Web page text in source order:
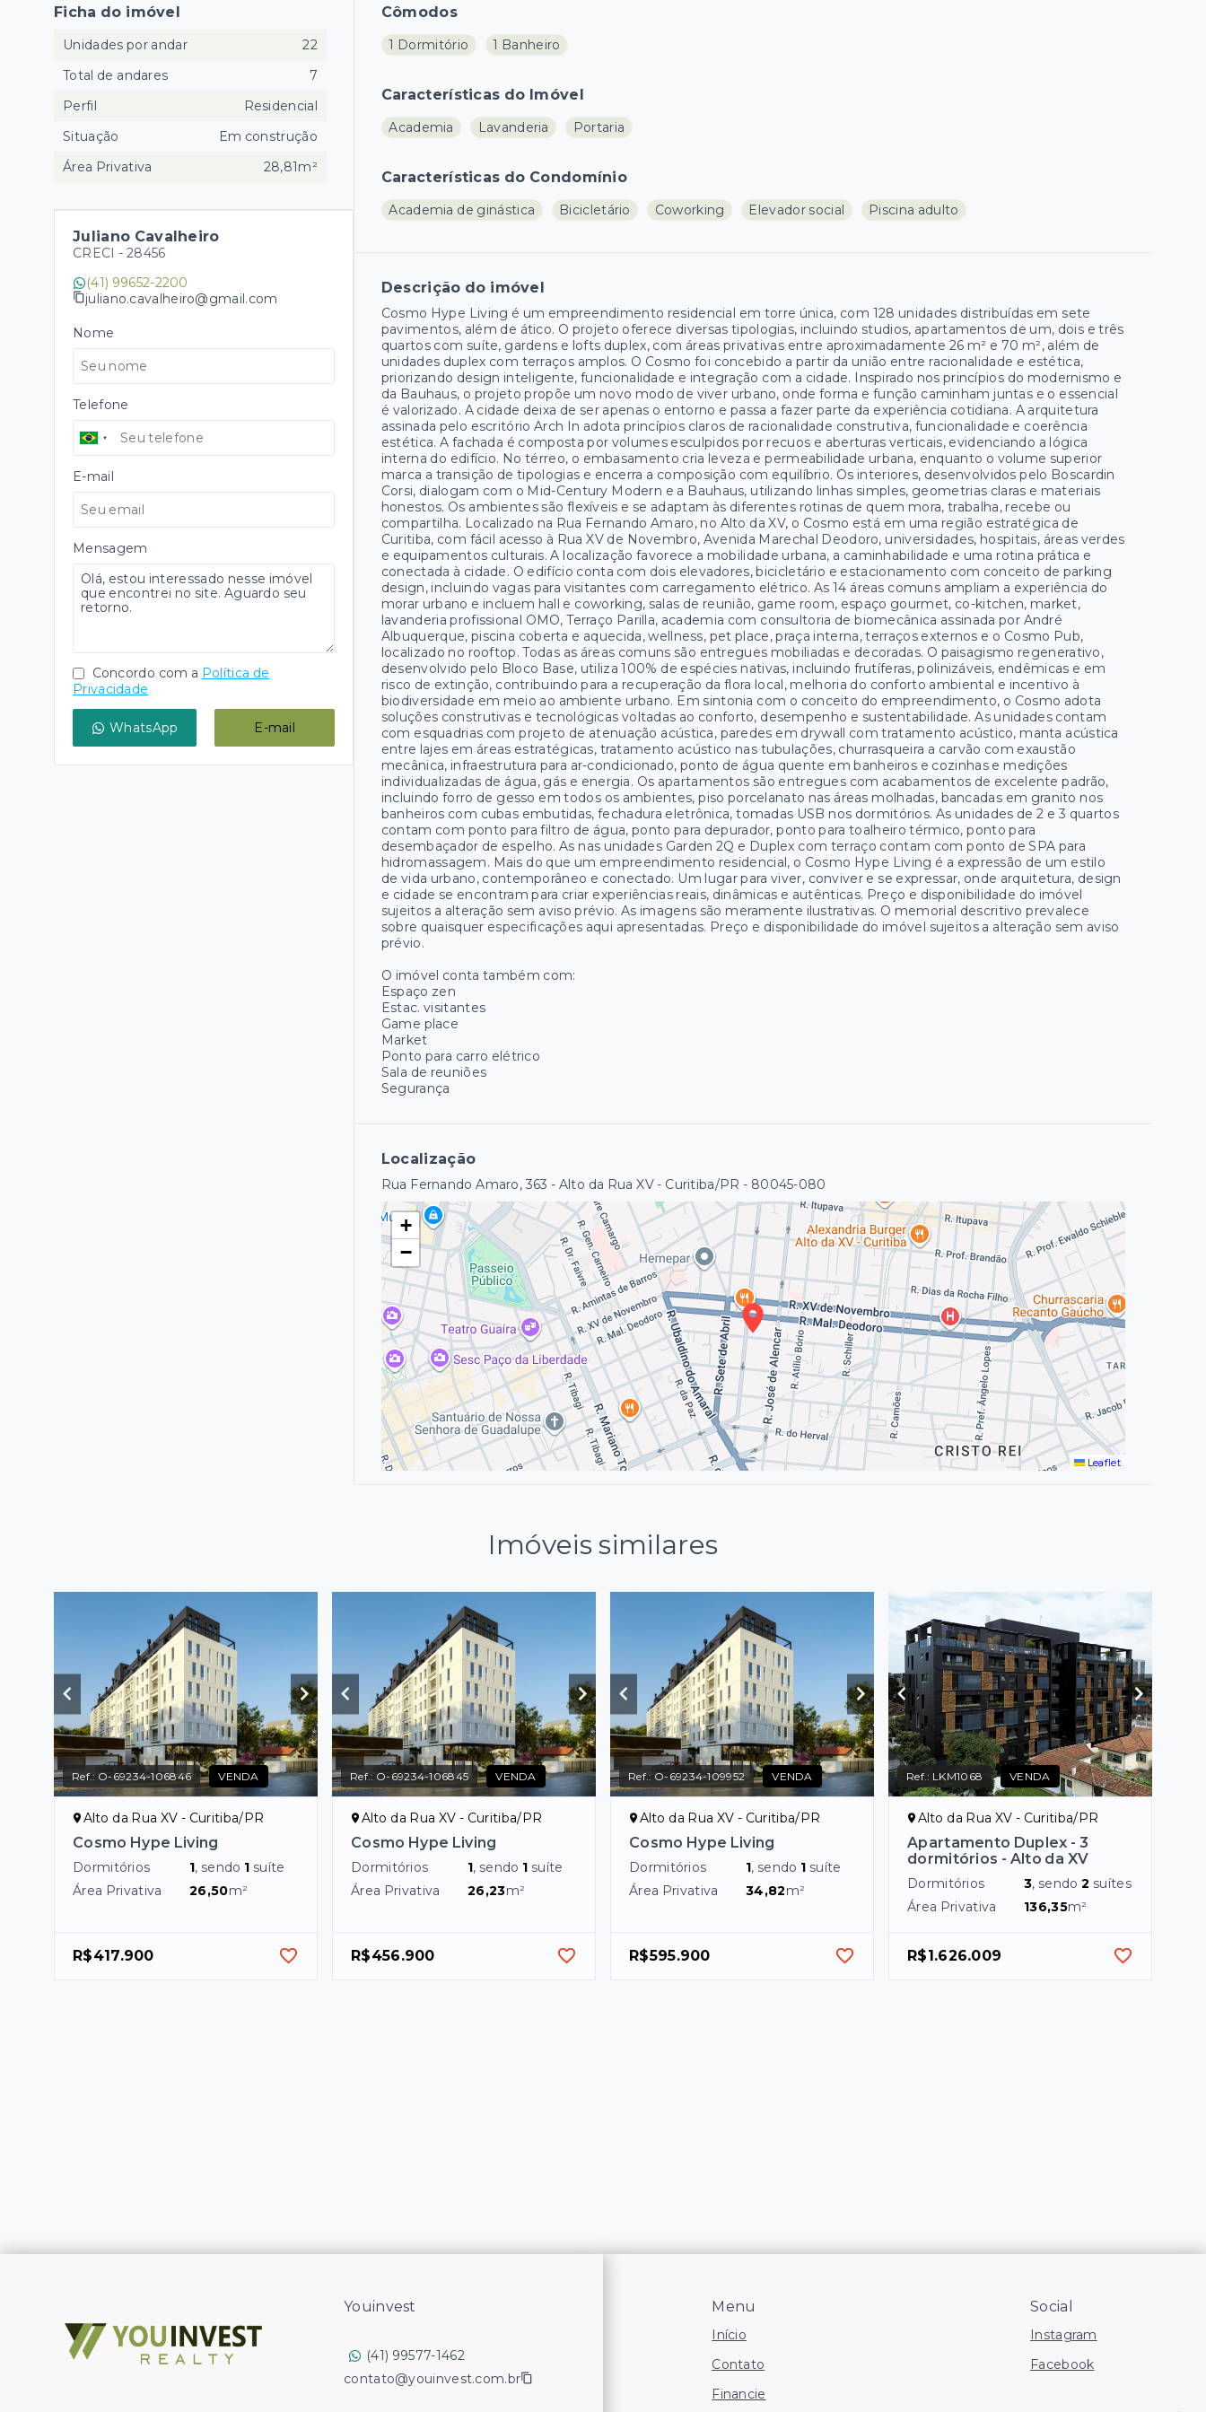
Cômodos
1 Dormitório 1 Banheiro
Características do Imóvel
Academia Lavanderia Portaria
Características do Condomínio
Academia de ginástica Bicicletário Coworking Elevador social Piscina adulto
Descrição do imóvel
Cosmo Hype Living é um empreendimento residencial em torre única, com 128 unidades distribuídas em sete
pavimentos, além de ático. O projeto oferece diversas tipologias, incluindo studios, apartamentos de um, dois e três
quartos com suíte, gardens e lofts duplex, com áreas privativas entre aproximadamente 26 m² e 70 m², além de
unidades duplex com terraços amplos. O Cosmo foi concebido a partir da união entre racionalidade e estética,
priorizando design inteligente, funcionalidade e integração com a cidade. Inspirado nos princípios do modernismo e
da Bauhaus, o projeto propõe um novo modo de viver urbano, onde forma e função caminham juntas e o essencial
é valorizado. A cidade deixa de ser apenas o entorno e passa a fazer parte da experiência cotidiana. A arquitetura
assinada pelo escritório Arch In adota princípios claros de racionalidade construtiva, funcionalidade e coerência
estética. A fachada é composta por volumes esculpidos por recuos e aberturas verticais, evidenciando a lógica
interna do edifício. No térreo, o embasamento cria leveza e permeabilidade urbana, enquanto o volume superior
marca a transição de tipologias e encerra a composição com equilíbrio. Os interiores, desenvolvidos pelo Boscardin
Corsi, dialogam com o Mid-Century Modern e a Bauhaus, utilizando linhas simples, geometrias claras e materiais
honestos. Os ambientes são flexíveis e se adaptam às diferentes rotinas de quem mora, trabalha, recebe ou
compartilha. Localizado na Rua Fernando Amaro, no Alto da XV, o Cosmo está em uma região estratégica de
Curitiba, com fácil acesso à Rua XV de Novembro, Avenida Marechal Deodoro, universidades, hospitais, áreas verdes
e equipamentos culturais. A localização favorece a mobilidade urbana, a caminhabilidade e uma rotina prática e
conectada à cidade. O edifício conta com dois elevadores, bicicletário e estacionamento com conceito de parking
design, incluindo vagas para visitantes com carregamento elétrico. As 14 áreas comuns ampliam a experiência do
morar urbano e incluem hall e coworking, salas de reunião, game room, espaço gourmet, co-kitchen, market,
lavanderia profissional OMO, Terraço Parilla, academia com consultoria de biomecânica assinada por André
Albuquerque, piscina coberta e aquecida, wellness, pet place, praça interna, terraços externos e o Cosmo Pub,
localizado no rooftop. Todas as áreas comuns são entregues mobiliadas e decoradas. O paisagismo regenerativo,
desenvolvido pelo Bloco Base, utiliza 100% de espécies nativas, incluindo frutíferas, polinizáveis, endêmicas e em
risco de extinção, contribuindo para a recuperação da flora local, melhoria do conforto ambiental e incentivo à
biodiversidade em meio ao ambiente urbano. Em sintonia com o conceito do empreendimento, o Cosmo adota
soluções construtivas e tecnológicas voltadas ao conforto, desempenho e sustentabilidade. As unidades contam
com esquadrias com projeto de atenuação acústica, paredes em drywall com tratamento acústico, manta acústica
entre lajes em áreas estratégicas, tratamento acústico nas tubulações, churrasqueira a carvão com exaustão
mecânica, infraestrutura para ar-condicionado, ponto de água quente em banheiros e cozinhas e medições
individualizadas de água, gás e energia. Os apartamentos são entregues com acabamentos de excelente padrão,
incluindo forro de gesso em todos os ambientes, piso porcelanato nas áreas molhadas, bancadas em granito nos
banheiros com cubas embutidas, fechadura eletrônica, tomadas USB nos dormitórios. As unidades de 2 e 3 quartos
contam com ponto para filtro de água, ponto para depurador, ponto para toalheiro térmico, ponto para
desembaçador de espelho. As nas unidades Garden 2Q e Duplex com terraço contam com ponto de SPA para
hidromassagem. Mais do que um empreendimento residencial, o Cosmo Hype Living é a expressão de um estilo
de vida urbano, contemporâneo e conectado. Um lugar para viver, conviver e se expressar, onde arquitetura, design
e cidade se encontram para criar experiências reais, dinâmicas e autênticas. Preço e disponibilidade do imóvel
sujeitos a alteração sem aviso prévio. As imagens são meramente ilustrativas. O memorial descritivo prevalece
sobre quaisquer especificações aqui apresentadas. Preço e disponibilidade do imóvel sujeitos a alteração sem aviso
prévio.
O imóvel conta também com:
Espaço zen
Estac. visitantes
Game place
Market
Ponto para carro elétrico
Sala de reuniões
Segurança
Localização
Rua Fernando Amaro, 363 - Alto da Rua XV - Curitiba/PR - 80045-080
+
−
Leaflet
Ficha do imóvel
Unidades por andar
22
Total de andares
7
Perfil
Residencial
Situação
Em construção
Área Privativa
28,81m²
Juliano Cavalheiro
CRECI - 28456
(41) 99652-2200
juliano.cavalheiro@gmail.com
Nome
Telefone
E-mail
Mensagem
Concordo com a Política de
Privacidade
WhatsApp E-mail
Imóveis similares
Ref.: O-69234-106846 VENDA
Alto da Rua XV - Curitiba/PR
Cosmo Hype Living
Dormitórios 1, sendo 1 suíte
Área Privativa
26,50m²
R$417.900
Ref.: O-69234-106845 VENDA
Alto da Rua XV - Curitiba/PR
Cosmo Hype Living
Dormitórios 1, sendo 1 suíte
Área Privativa
26,23m²
R$456.900
Ref.: O-69234-109952 VENDA
Alto da Rua XV - Curitiba/PR
Cosmo Hype Living
Dormitórios 1, sendo 1 suíte
Área Privativa
34,82m²
R$595.900
Ref.: LKM1068 VENDA
Alto da Rua XV - Curitiba/PR
Apartamento Duplex - 3
dormitórios - Alto da XV
Dormitórios 3, sendo2 suítes
Área Privativa
136,35m²
R$1.626.009
Menu
Início
Contato
Financie
Social
Instagram
Facebook
Youinvest
(41) 99577-1462
contato@youinvest.com.br